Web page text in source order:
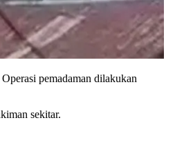
pemadaman dilakukan
sekitar.